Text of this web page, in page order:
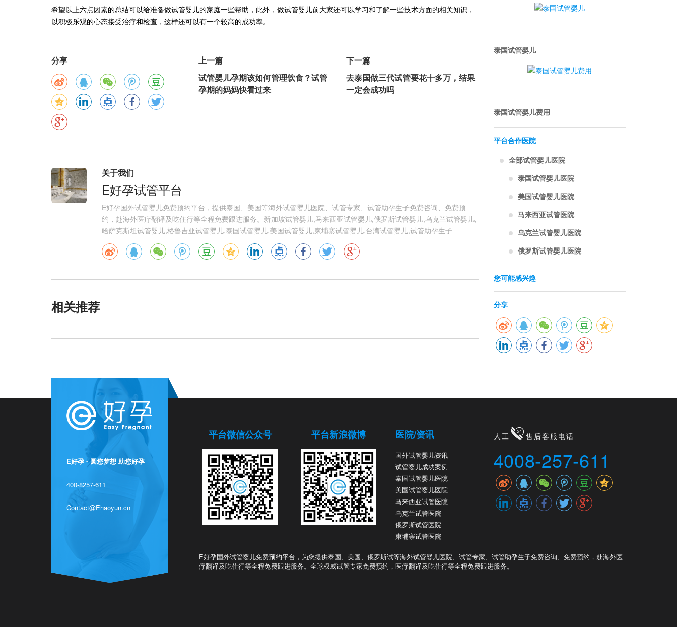
希望以上六点因素的总结可以给准备做试管婴儿的家庭一些帮助，此外，做试管婴儿前大家还可以学习和了解一些技术方面的相关知识，
以积极乐观的心态接受治疗和检查，这样还可以有一个较高的成功率。
分享
上一篇
试管婴儿孕期该如何管理饮食？试管
孕期的妈妈快看过来
下一篇
去泰国做三代试管要花十多万，结果
一定会成功吗
关于我们
E好孕试管平台
E好孕国外试管婴儿免费预约平台，提供泰国、美国等海外试管婴儿医院、试管专家、试管助孕生子免费咨询、免费预
约，赴海外医疗翻译及吃住行等全程免费跟进服务。新加坡试管婴儿,马来西亚试管婴儿,俄罗斯试管婴儿,乌克兰试管婴儿,
哈萨克斯坦试管婴儿,格鲁吉亚试管婴儿,泰国试管婴儿,美国试管婴儿,柬埔寨试管婴儿,台湾试管婴儿,试管助孕生子
相关推荐
泰国试管婴儿
泰国试管婴儿费用
平台合作医院
全部试管婴儿医院
泰国试管婴儿医院
美国试管婴儿医院
马来西亚试管医院
乌克兰试管婴儿医院
俄罗斯试管婴儿医院
您可能感兴趣
分享
E好孕 - 圆您梦想 助您好孕
400-8257-611
Contact@Ehaoyun.cn
平台微信公众号 平台新浪微博 医院/资讯
国外试管婴儿资讯
试管婴儿成功案例
泰国试管婴儿医院
美国试管婴儿医院
马来西亚试管医院
乌克兰试管医院
俄罗斯试管医院
柬埔寨试管医院
人工 售后客服电话
4008-257-611
E好孕国外试管婴儿免费预约平台，为您提供泰国、美国、俄罗斯试等海外试管婴儿医院、试管专家、试管助孕生子免费咨询、免费预约，赴海外医
疗翻译及吃住行等全程免费跟进服务。全球权威试管专家免费预约，医疗翻译及吃住行等全程免费跟进服务。